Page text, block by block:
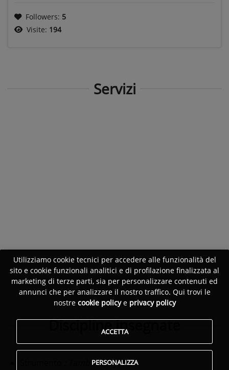
Followers: 5
Visite: 194
Servizi
Discipline insegnate
: Tamburo, Djembé
Utilizziamo cookie tecnici per accedere alle funzionalità del
sito e cookie funzionali analitici e di profilazione finalizzata al
marketing di terze parti, sia per personalizzare contenuti ed
annunci che per analizzare il nostro traffico. Qui trovi le
nostre cookie policye privacy policy
ACCETTA
PERSONALIZZA